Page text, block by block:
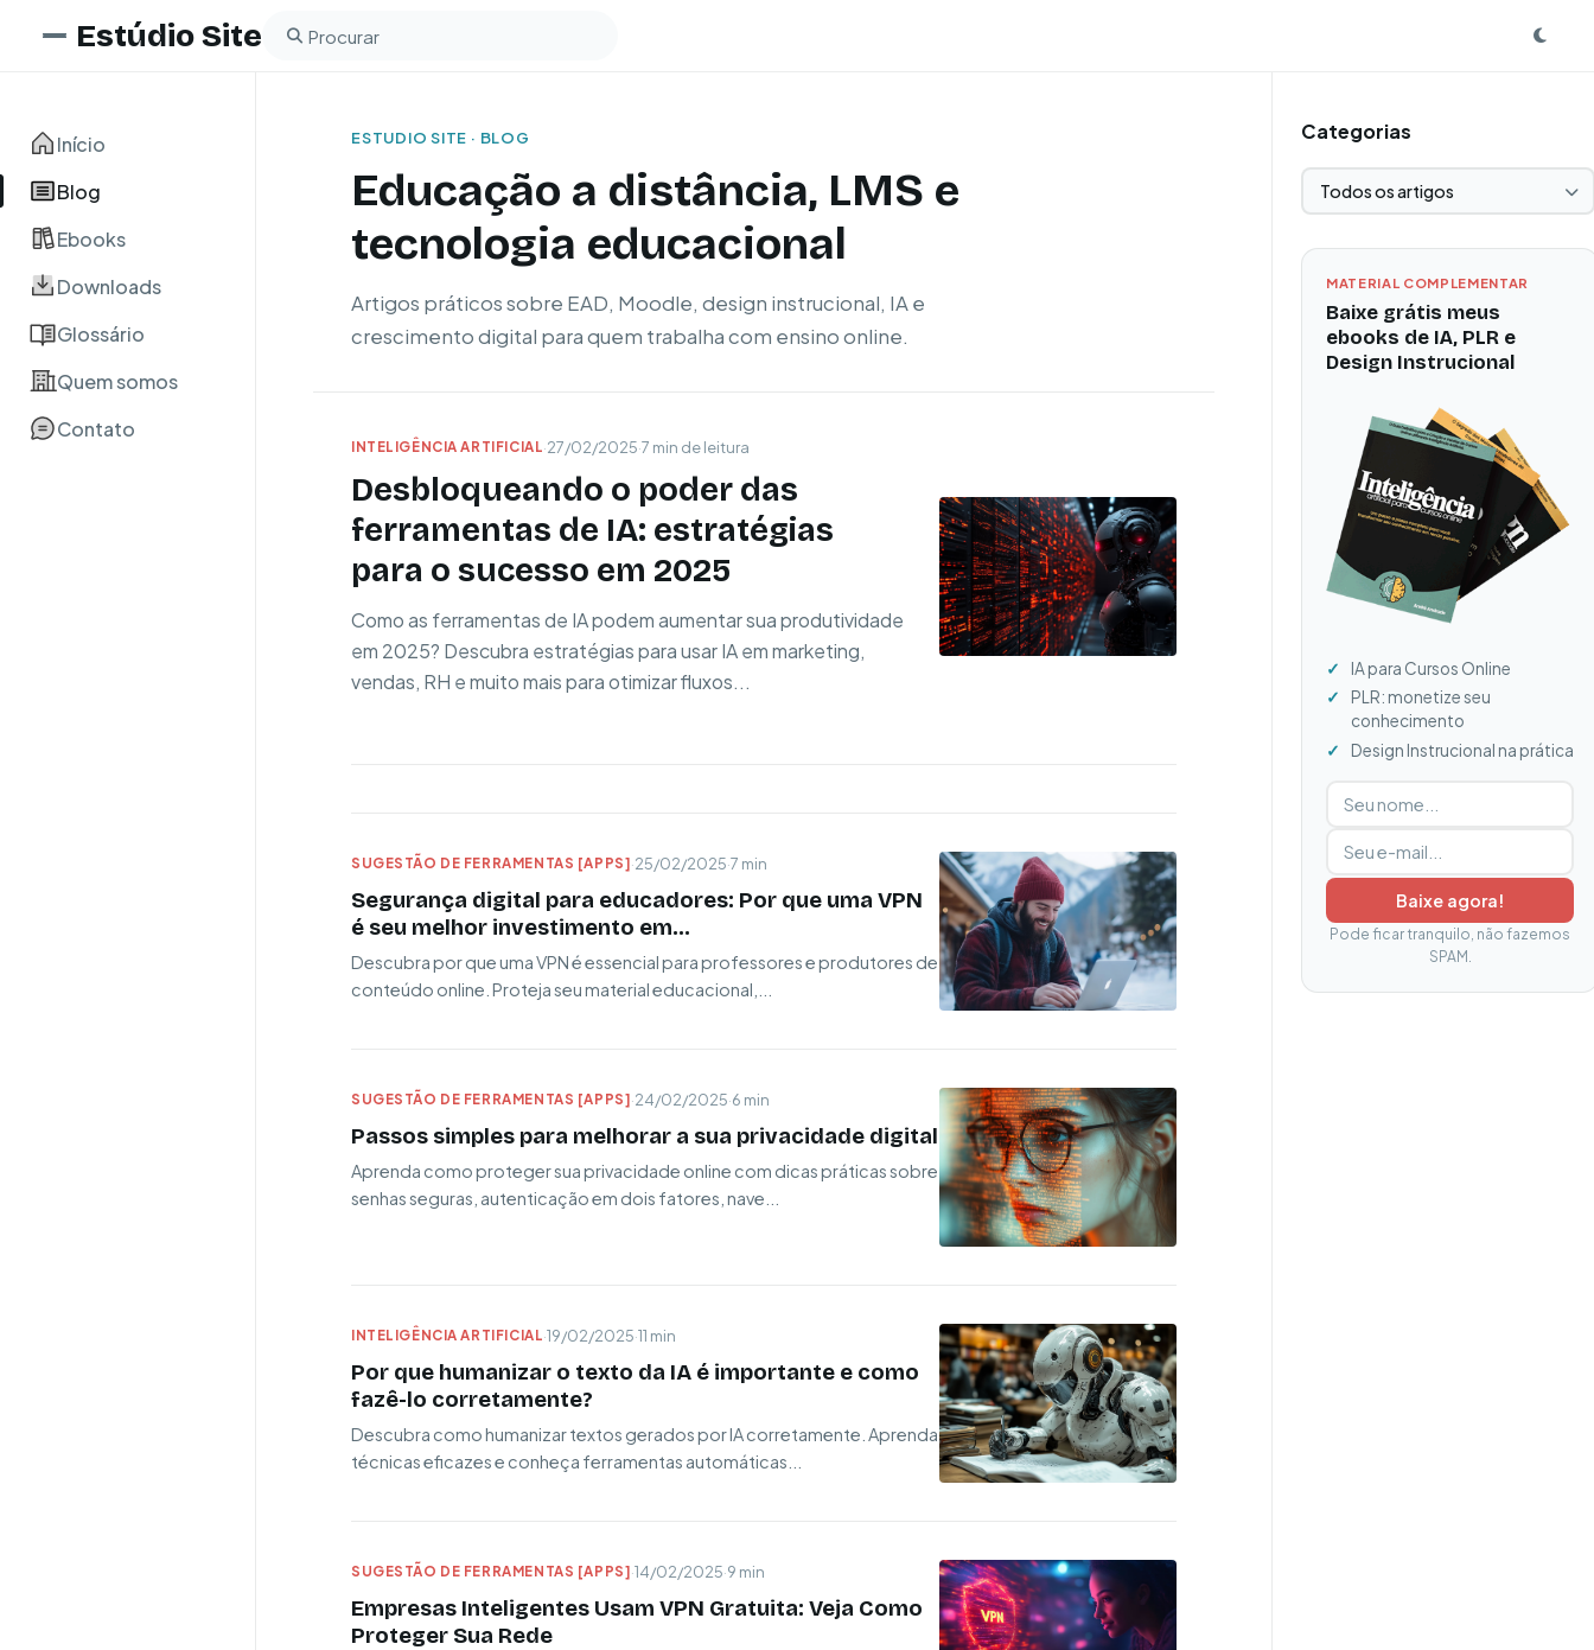
Estúdio Site Buscar no blog
Início
Blog
Ebooks
Downloads
Glossário
Quem somos
Contato
ESTUDIO SITE · BLOG
Educação a distância, LMS e
tecnologia educacional
Artigos práticos sobre EAD, Moodle, design instrucional, IA e
crescimento digital para quem trabalha com ensino online.
INTELIGÊNCIA ARTIFICIAL·27/02/2025·7 min de leitura
Desbloqueando o poder das
ferramentas de IA: estratégias
para o sucesso em 2025
Como as ferramentas de IA podem aumentar sua produtividade
em 2025? Descubra estratégias para usar IA em marketing,
vendas, RH e muito mais para otimizar fluxos...
SUGESTÃO DE FERRAMENTAS [APPS]·25/02/2025·7 min
Segurança digital para educadores: Por que uma VPN
é seu melhor investimento em...
Descubra por que uma VPN é essencial para professores e produtores de
conteúdo online. Proteja seu material educacional,...
SUGESTÃO DE FERRAMENTAS [APPS]·24/02/2025·6 min
Passos simples para melhorar a sua privacidade digital
Aprenda como proteger sua privacidade online com dicas práticas sobre
senhas seguras, autenticação em dois fatores, nave...
INTELIGÊNCIA ARTIFICIAL·19/02/2025·11 min
Por que humanizar o texto da IA é importante e como
fazê-lo corretamente?
Descubra como humanizar textos gerados por IA corretamente. Aprenda
técnicas eficazes e conheça ferramentas automáticas...
SUGESTÃO DE FERRAMENTAS [APPS]·14/02/2025·9 min
Empresas Inteligentes Usam VPN Gratuita: Veja Como
Proteger Sua Rede
Categorias
Selecionar categoria
MATERIAL COMPLEMENTAR
Baixe grátis meus
ebooks de IA, PLR e
Design Instrucional
IA para Cursos Online
PLR: monetize seu
conhecimento
Design Instrucional na prática
Digite seu nome
Digite seu e-mail
Baixe agora!
Pode ficar tranquilo, não fazemos
SPAM.